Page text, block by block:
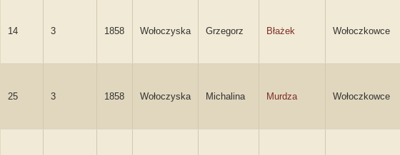
14 3 1858 Wołoczyska Grzegorz Błażek Wołoczkowce
25 3 1858 Wołoczyska Michalina Murdza Wołoczkowce